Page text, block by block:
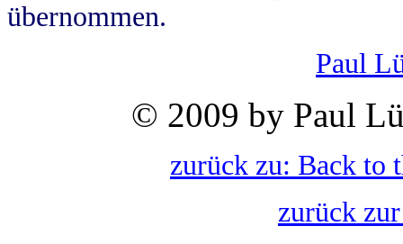
übernommen.
Paul
© 2009 by Paul
zurück zu: Back to
zurück